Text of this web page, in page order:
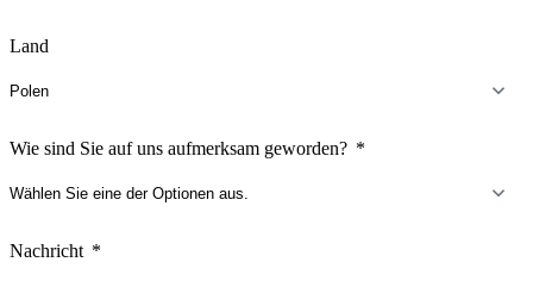
Land
Wie sind Sie auf uns aufmerksam geworden?
Nachricht